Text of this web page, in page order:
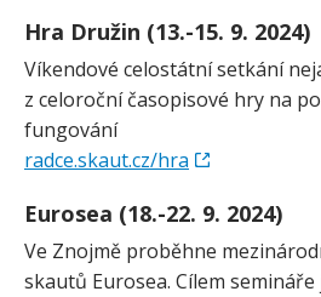
Hra Družin (13.-15. 9. 2024)
Víkendové celostátní setkání
z celoroční časopisové hry na
fungování
radce.skaut.cz/​hra
Eurosea (18.-22. 9. 2024)
Ve Znojmě proběhne
skautů Eurosea. Cílem